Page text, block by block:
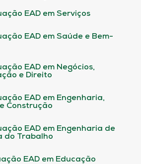
EAD em Serviços
EAD em Saúde e Bem-
EAD em Negócios,
e Direito
EAD em Engenharia,
Construção
EAD em Engenharia de
do Trabalho
EAD em Educação